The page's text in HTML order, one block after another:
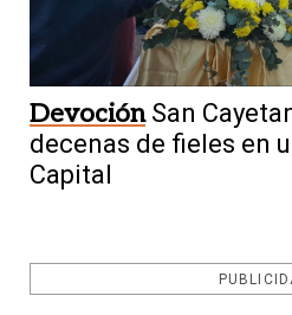
Devoción San
decenas de fieles en
Capital